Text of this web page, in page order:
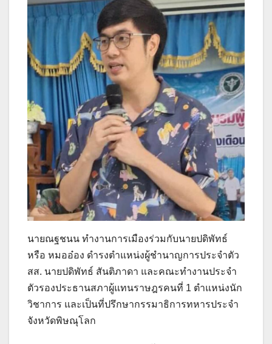
นายณฐชนน ทำงานการเมืองร่วมกับนายปดิพัทธ์
หรือ หมออ๋อง ดำรงตำแหน่งผู้ชำนาญการประจำตัว
สส. นายปดิพัทธ์ สันติภาดา และคณะทำงานประจำ
ตัวรองประธานสภาผู้แทนราษฎรคนที่ 1 ตำแหน่งนัก
วิชาการ และเป็นที่ปรึกษากรรมาธิการทหารประจำ
จังหวัดพิษณุโลก